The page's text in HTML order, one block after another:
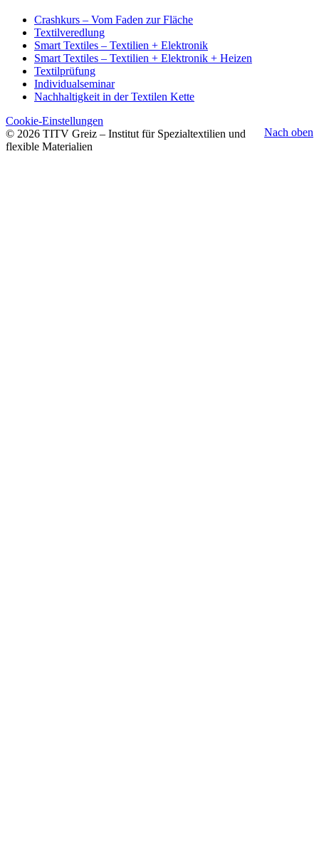
Crashkurs – Vom Faden zur Fläche
Textilveredlung
Smart Textiles – Textilien + Elektronik
Smart Textiles – Textilien + Elektronik + Heizen
Textilprüfung
Individualseminar
Nachhaltigkeit in der Textilen Kette
Nach oben
Cookie-Einstellungen
© 2026 TITV Greiz – Institut für Spezialtextilien und
flexible Materialien